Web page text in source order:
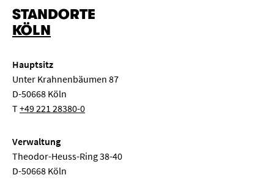
STANDORTE
KÖLN
Hauptsitz
Unter Krahnenbäumen 87
D-50668 Köln
T+49 221 28380-0
Verwaltung
Theodor-Heuss-Ring 38-40
D-50668 Köln